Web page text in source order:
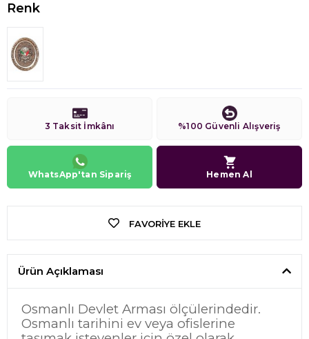
Renk
3 Taksit İmkânı %100 Güvenli Alışveriş
WhatsApp'tan Sipariş Hemen Al
FAVORIYE EKLE
Ürün Açıklaması
Osmanlı Devlet Arması ölçülerindedir.
Osmanlı tarihini ev veya ofislerine